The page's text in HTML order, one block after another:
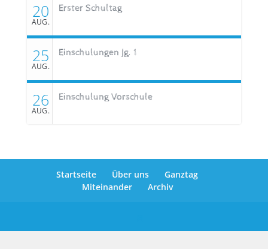
20
AUG.
Erster Schultag
25
AUG.
Einschulungen Jg. 1
26
AUG.
Einschulung Vorschule
Startseite Über uns
Ganztag
Miteinander
Archiv